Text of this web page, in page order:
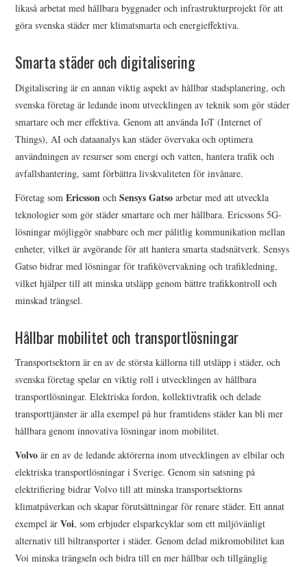
likaså arbetat med hållbara byggnader och infrastrukturprojekt för att
göra svenska städer mer klimatsmarta och energieffektiva.
Smarta städer och digitalisering
Digitalisering är en annan viktig aspekt av hållbar stadsplanering, och
svenska företag är ledande inom utvecklingen av teknik som gör städer
smartare och mer effektiva. Genom att använda IoT (Internet of
Things), AI och dataanalys kan städer övervaka och optimera
användningen av resurser som energi och vatten, hantera trafik och
avfallshantering, samt förbättra livskvaliteten för invånare.
Företag somEricsson ochSensys Gatso arbetar med att utveckla
teknologier som gör städer smartare och mer hållbara. Ericssons 5G-
lösningar möjliggör snabbare och mer pålitlig kommunikation mellan
enheter, vilket är avgörande för att hantera smarta stadsnätverk. Sensys
Gatso bidrar med lösningar för trafikövervakning och trafikledning,
vilket hjälper till att minska utsläpp genom bättre trafikkontroll och
minskad trängsel.
Hållbar mobilitet och transportlösningar
Transportsektorn är en av de största källorna till utsläpp i städer, och
svenska företag spelar en viktig roll i utvecklingen av hållbara
transportlösningar. Elektriska fordon, kollektivtrafik och delade
transporttjänster är alla exempel på hur framtidens städer kan bli mer
hållbara genom innovativa lösningar inom mobilitet.
Volvo är en av de ledande aktörerna inom utvecklingen av elbilar och
elektriska transportlösningar i Sverige. Genom sin satsning på
elektrifiering bidrar Volvo till att minska transportsektorns
klimatpåverkan och skapar förutsättningar för renare städer. Ett annat
exempel ärVoi, som erbjuder elsparkcyklar som ett miljövänligt
alternativ till biltransporter i städer. Genom delad mikromobilitet kan
Voi minska trängseln och bidra till en mer hållbar och tillgänglig